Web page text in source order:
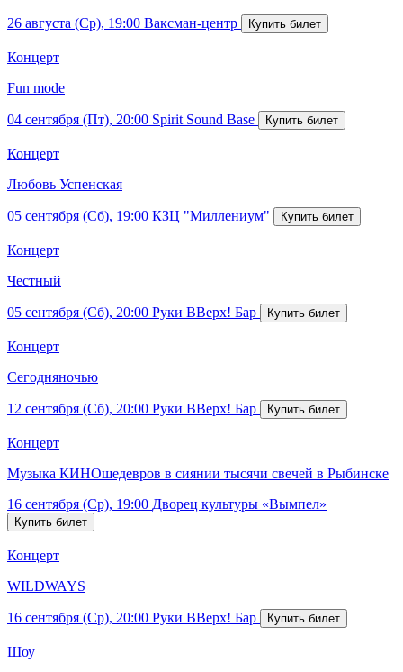
26 августа (Ср), 19:00 Ваксман-центр
Концерт
Fun mode
04 сентября (Пт), 20:00 Spirit Sound Base
Концерт
Любовь Успенская
05 сентября (Сб), 19:00 КЗЦ "Миллениум"
Концерт
Честный
05 сентября (Сб), 20:00 Руки ВВерх! Бар
Концерт
Сегодняночью
12 сентября (Сб), 20:00 Руки ВВерх! Бар
Концерт
Музыка КИНОшедевров в сиянии тысячи свечей в Рыбинске
16 сентября (Ср), 19:00 Дворец культуры «Вымпел»
Концерт
WILDWAYS
16 сентября (Ср), 20:00 Руки ВВерх! Бар
Шоу